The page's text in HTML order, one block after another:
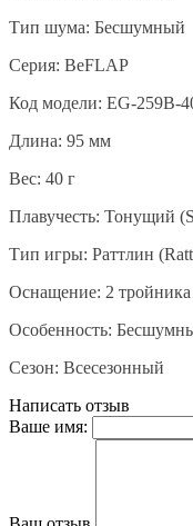
Тип шума: Бесшумный
Серия: BeFLAP
Код модели: EG-259B-
Длина: 95 мм
Вес: 40 г
Плавучесть: Тонущий
Тип игры: Раттлин
Оснащение: 2
Особенность:
Сезон: Всесезонный
Написать отзыв
Ваше имя: